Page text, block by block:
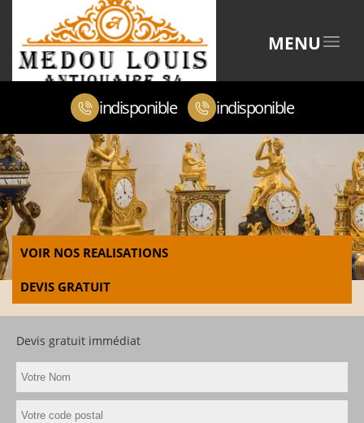
MENU
indisponible indisponible
VOIR NOS REALISATIONS
DEVIS GRATUIT
Devis gratuit immédiat